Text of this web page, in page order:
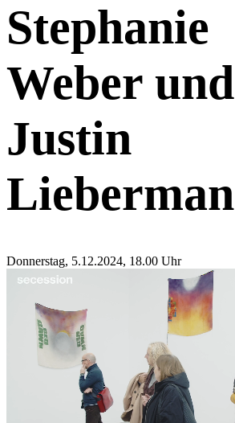
Stephanie
Weber und
Justin
Lieberman
Donnerstag, 5.12.2024, 18.00 Uhr